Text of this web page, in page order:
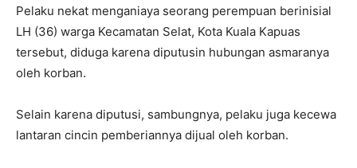
Pelaku nekat menganiaya seorang perempuan berinisial
LH (36) warga Kecamatan Selat, Kota Kuala Kapuas
tersebut, diduga karena diputusin hubungan asmaranya
oleh korban.
Selain karena diputusi, sambungnya, pelaku juga kecewa
lantaran cincin pemberiannya dijual oleh korban.